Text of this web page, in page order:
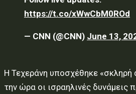
https://t.co/xWwCbM0ROd
— CNN (@CNN) June 13,
Η Τεχεράνη υποσχέθηκε «σκληρή
την ώρα οι ισραηλινές δυνάμεις